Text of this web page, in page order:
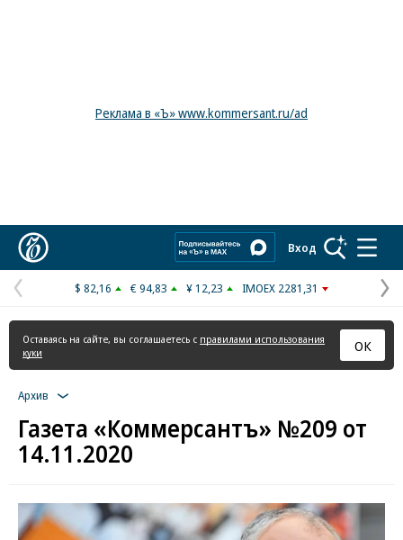
Реклама в «Ъ» www.kommersant.ru/ad
Вход
Предыдущая
страница
$ 82,16 € 94,83 ¥ 12,23 IMOEX 2281,31
Оставаясь на сайте, вы соглашаетесь с правилами использования
куки
ОК
Архив
Газета «Коммерсантъ» №209 от
14.11.2020